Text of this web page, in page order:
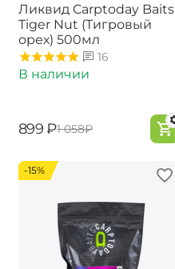
Ликвид Carptoday Baits
Tiger Nut (Тигровый
орех) 500мл
16
В наличии
‍899‍ ₽‍1 058‍₽
-15%